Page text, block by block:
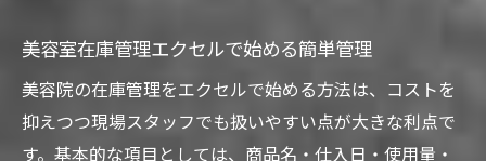
美容室在庫管理エクセルで始める簡単管理
美容院の在庫管理をエクセルで始める方法は、コストを
抑えつつ現場スタッフでも扱いやすい点が大きな利点で